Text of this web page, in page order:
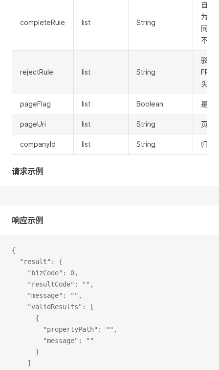
completeRule list String
自动
为发
同；
不启
rejectRule list String
驳回
头开
pageFlag list Boolean 是否
pageUri list String 页面
companyId list String 归属
请求示例
响应示例
{
  "result": {
    "bizCode": 0,
    "resultCode": "",
    "message": "",
    "validResults": [
      {
        "propertyPath": "",
        "message": ""
      }
    ]